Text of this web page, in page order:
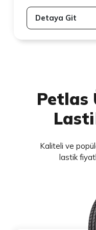
Detaya Git
Petlas
Kaliteli ve
lastik